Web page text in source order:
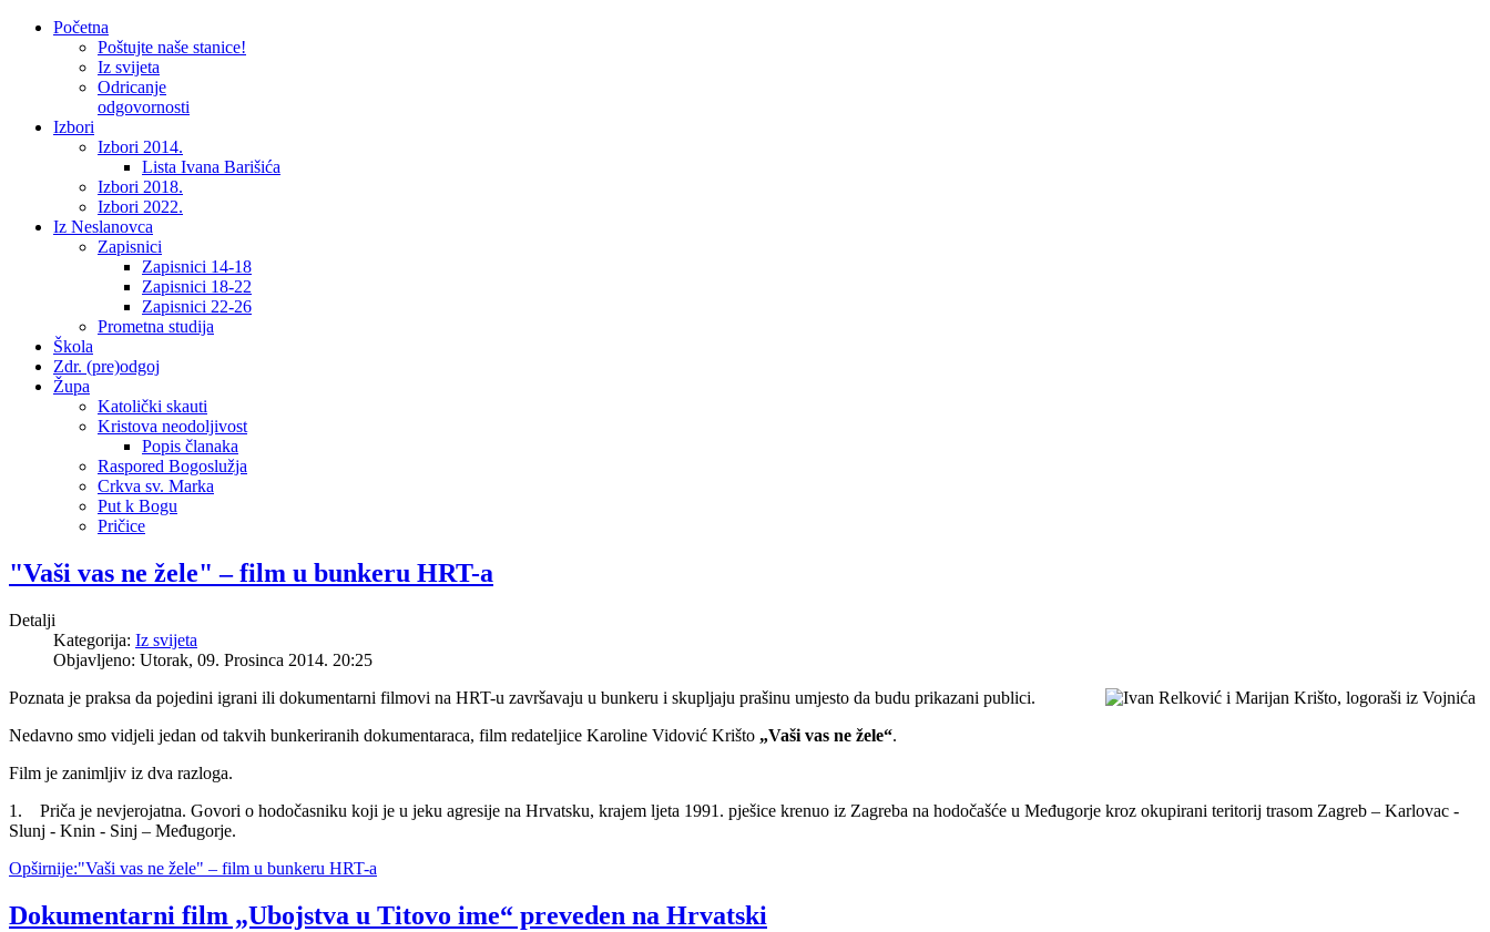
Početna
Poštujte naše stanice!
Iz svijeta
Odricanje
odgovornosti
Izbori
Izbori 2014.
Lista Ivana Barišića
Izbori 2018.
Izbori 2022.
Iz Neslanovca
Zapisnici
Zapisnici 14-18
Zapisnici 18-22
Zapisnici 22-26
Prometna studija
Škola
Zdr. (pre)odgoj
Župa
Katolički skauti
Kristova neodoljivost
Popis članaka
Raspored Bogoslužja
Crkva sv. Marka
Put k Bogu
Pričice
"Vaši vas ne žele" – film u bunkeru HRT-a
Detalji
Kategorija: Iz svijeta
Objavljeno: Utorak, 09. Prosinca 2014. 20:25
Poznata je praksa da pojedini igrani ili dokumentarni filmovi na HRT-u završavaju u bunkeru i skupljaju prašinu umjesto da budu prikazani publici.
Nedavno smo vidjeli jedan od takvih bunkeriranih dokumentaraca, film redateljice Karoline Vidović Krišto „Vaši vas ne žele“.
Film je zanimljiv iz dva razloga.
1. Priča je nevjerojatna. Govori o hodočasniku koji je u jeku agresije na Hrvatsku, krajem ljeta 1991. pješice krenuo iz Zagreba na hodočašće u Međugorje kroz okupirani teritorij trasom Zagreb – Karlovac -
Slunj - Knin - Sinj – Međugorje.
Opširnije:"Vaši vas ne žele" – film u bunkeru HRT-a
Dokumentarni film „Ubojstva u Titovo ime“ preveden na Hrvatski